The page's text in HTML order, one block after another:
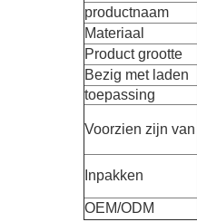
productnaam
Materiaal
Product grootte
Bezig met laden
toepassing
Voorzien zijn van
Inpakken
OEM/ODM